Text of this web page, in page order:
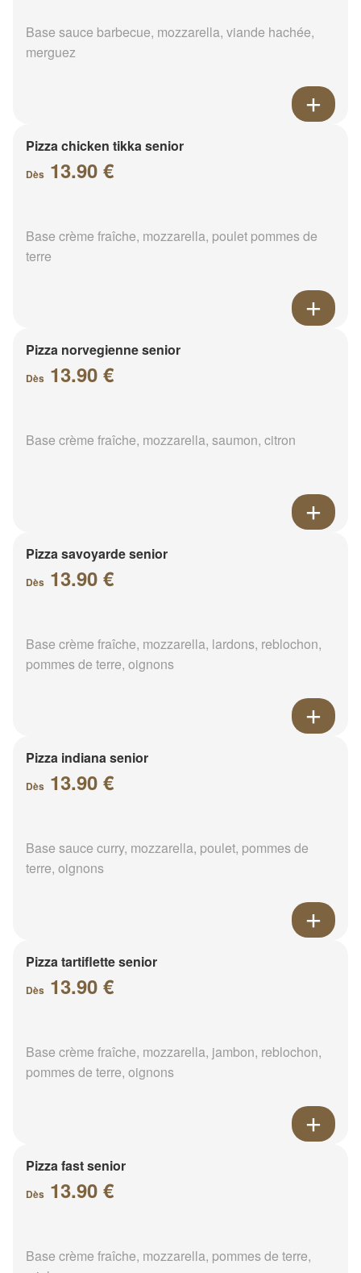
Base sauce barbecue, mozzarella, viande hachée,
merguez
Pizza chicken tikka senior
Dès 13.90 €
Base crème fraîche, mozzarella, poulet pommes de
terre
Pizza norvegienne senior
Dès 13.90 €
Base crème fraîche, mozzarella, saumon, citron
Pizza savoyarde senior
Dès 13.90 €
Base crème fraîche, mozzarella, lardons, reblochon,
pommes de terre, oignons
Pizza indiana senior
Dès 13.90 €
Base sauce curry, mozzarella, poulet, pommes de
terre, oignons
Pizza tartiflette senior
Dès 13.90 €
Base crème fraîche, mozzarella, jambon, reblochon,
pommes de terre, oignons
Pizza fast senior
Dès 13.90 €
Base crème fraîche, mozzarella, pommes de terre,